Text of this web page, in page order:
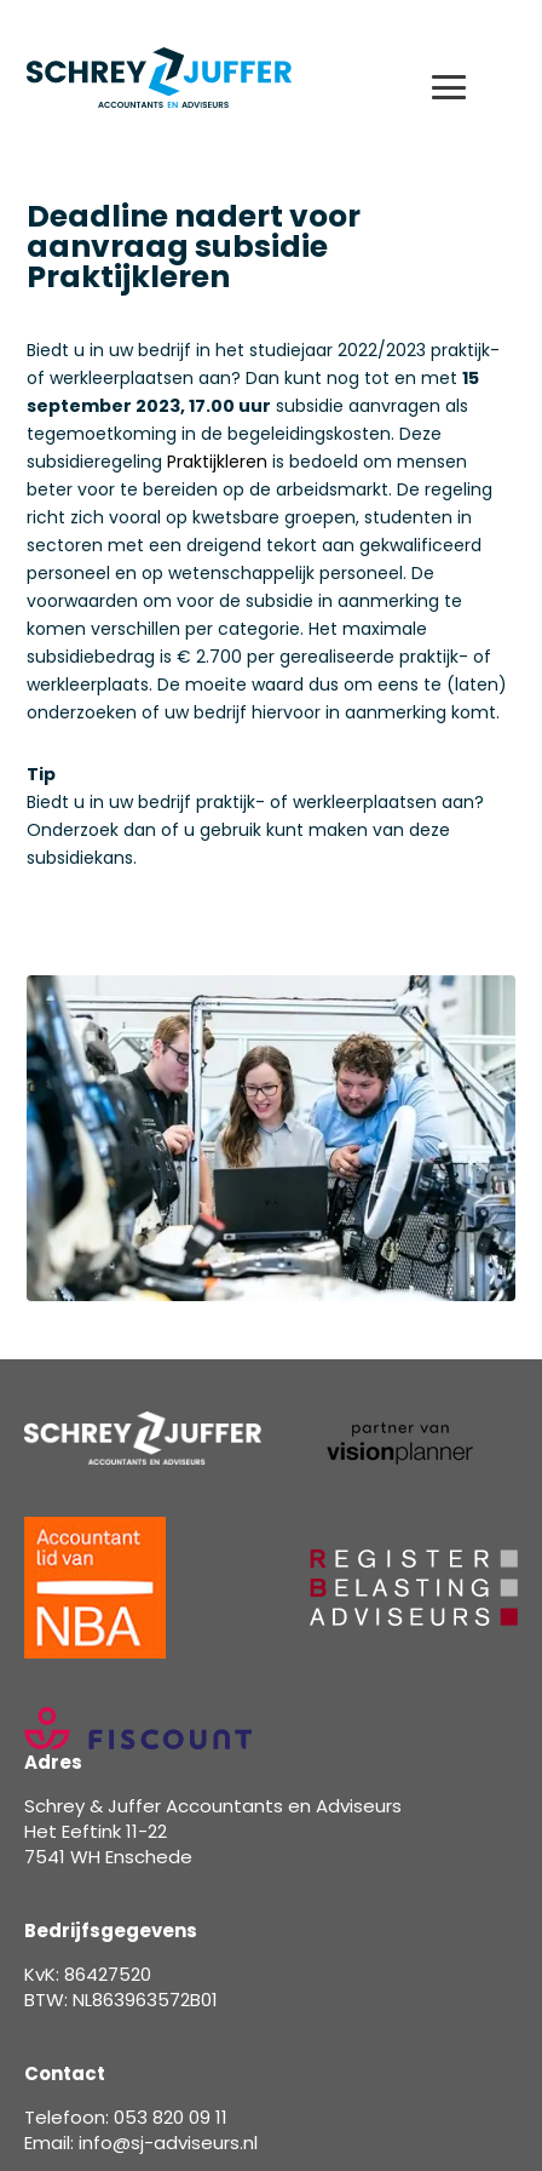
Deadline nadert voor
aanvraag subsidie
Praktijkleren
Biedt u in uw bedrijf in het studiejaar 2022/2023 praktijk-
of werkleerplaatsen aan? Dan kunt nog tot en met15
september 2023, 17.00 uur subsidie aanvragen als
tegemoetkoming in de begeleidingskosten. Deze
subsidieregelingPraktijkleren is bedoeld om mensen
beter voor te bereiden op de arbeidsmarkt. De regeling
richt zich vooral op kwetsbare groepen, studenten in
sectoren met een dreigend tekort aan gekwalificeerd
personeel en op wetenschappelijk personeel. De
voorwaarden om voor de subsidie in aanmerking te
komen verschillen per categorie. Het maximale
subsidiebedrag is € 2.700 per gerealiseerde praktijk- of
werkleerplaats. De moeite waard dus om eens te (laten)
onderzoeken of uw bedrijf hiervoor in aanmerking komt.
Tip
Biedt u in uw bedrijf praktijk- of werkleerplaatsen aan?
Onderzoek dan of u gebruik kunt maken van deze
subsidiekans.
Adres
Schrey & Juffer Accountants en Adviseurs
Het Eeftink 11-22
7541 WH Enschede
Bedrijfsgegevens
KvK: 86427520
BTW: NL863963572B01
Contact
Telefoon: 053 820 09 11
Email: info@sj-adviseurs.nl